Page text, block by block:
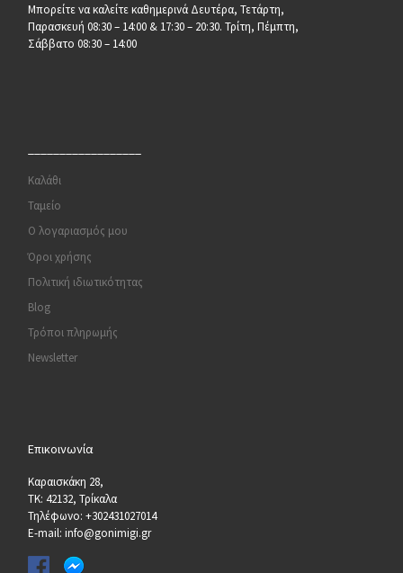
Μπορείτε να καλείτε καθημερινά Δευτέρα, Τετάρτη,
Παρασκευή 08:30 – 14:00 & 17:30 – 20:30. Τρίτη, Πέμπτη,
Σάββατο 08:30 – 14:00
Καλάθι
Ταμείο
Ο λογαριασμός μου
Όροι χρήσης
Πολιτική ιδιωτικότητας
Blog
Τρόποι πληρωμής
Newsletter
Επικοινωνία
Καραισκάκη 28,
ΤΚ: 42132, Τρίκαλα
Τηλέφωνο: +302431027014
E-mail: info@gonimigi.gr